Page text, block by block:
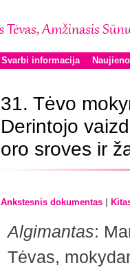
Svarbi informacija
31. Tėvo
Derintojo
oro sroves ir
Ankstesnis dokumentas |
Algimantas:
Tėvas,